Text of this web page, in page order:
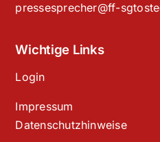
pressesprecher@ff-
Wichtige Links
Login
Impressum
Datenschutzhinweise